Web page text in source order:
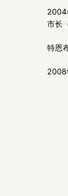
2004
市长
特恩
2008